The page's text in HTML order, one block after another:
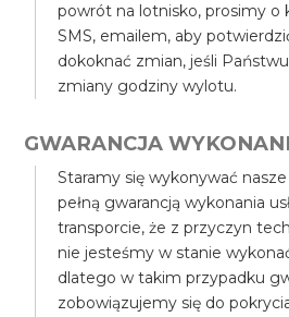
powrót na lotnisko, prosimy
SMS, emailem, aby
dokoknać zmian, jeśli
zmiany godziny wylotu.
GWARANCJA
Staramy się wykonywać nasze
pełną gwarancją wykonania
transporcie, że z przyczyn
nie jesteśmy w stanie
dlatego w takim przypadku
zobowiązujemy się do